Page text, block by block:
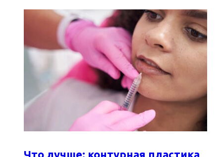
Что лучше: контурная пластика